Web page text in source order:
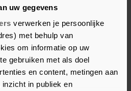
uw gegevens
verwerken je persoonlijke
met behulp van
om informatie op uw
gebruiken met als doel
en content, metingen aan
in publiek en
en de Indiase Sania
6-4.